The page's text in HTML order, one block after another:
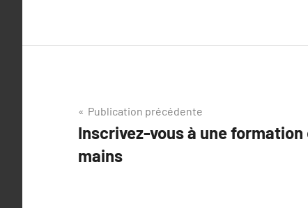
Navigation
de
l’article
Publication précédente
Inscrivez-vous à une
mains